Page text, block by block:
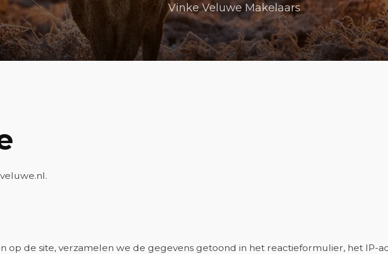
Vinke Veluwe Makelaars
op de site, verzamelen we de gegevens getoond in het reactieformulier, het IP-